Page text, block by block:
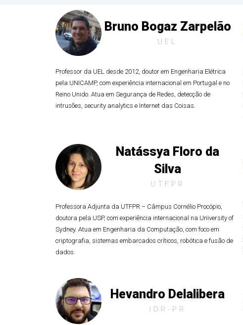
Bruno Bogaz Zarpelão
UEL
Professor da UEL desde 2012, doutor em Engenharia Elétrica
pela UNICAMP, com experiência internacional em Portugal e no
Reino Unido. Atua em Segurança de Redes, detecção de
intrusões, security analytics e Internet das Coisas.
Natássya Floro da
Silva
UTFPR
Professora Adjunta da UTFPR – Câmpus Cornélio Procópio,
doutora pela USP, com experiência internacional na University of
Sydney. Atua em Engenharia da Computação, com foco em
criptografia, sistemas embarcados críticos, robótica e fusão de
dados.
Hevandro Delalibera
IDR-PR